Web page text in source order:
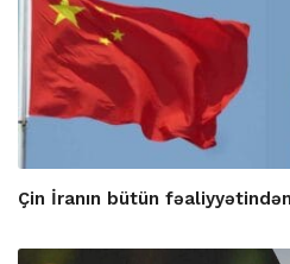
Çin İranın bütün